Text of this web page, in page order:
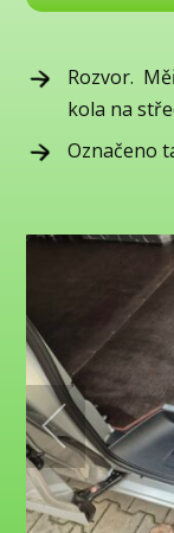
Rozvor.
kola na
Označeno